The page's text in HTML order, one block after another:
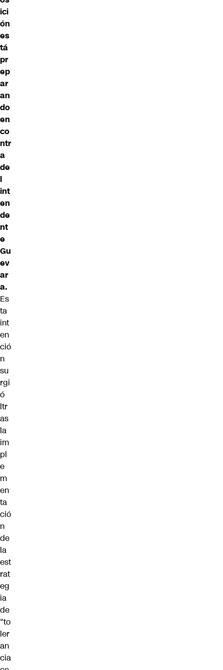
ici
ón
es
tá
pr
ep
ar
an
do
en
co
ntr
a
de
l
int
en
de
nt
e
Gu
ev
ar
a.
Es
ta
int
en
ció
n
su
rgi
ó
ltr
as
la
im
pl
e
m
en
ta
ció
n
de
la
est
rat
eg
ia
de
“to
ler
an
cia